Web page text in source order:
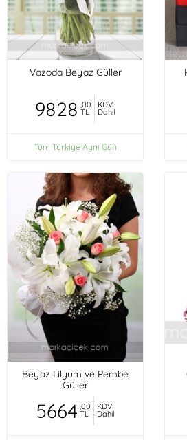
Vazoda Beyaz Güller
9828 ,00
TL
KDV
Dahil
Tüm Türkiye Aynı Gün
Beyaz Lilyum ve Pembe
Güller
5664 ,00
TL
KDV
Dahil